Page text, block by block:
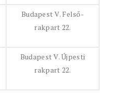
Budapest V. Felső-
rakpart 22.
Budapest V. Újpesti
rakpart 22.